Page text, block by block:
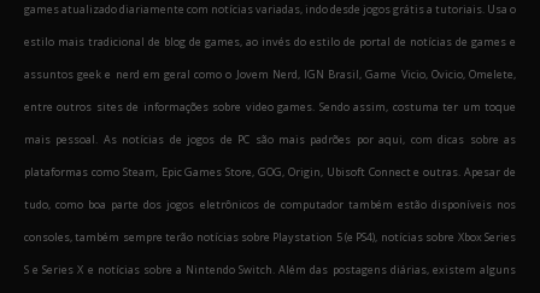
games atualizado diariamente com notícias variadas, indo desde jogos grátis a tutoriais. Usa o
estilo mais tradicional de blog de games, ao invés do estilo de portal de notícias de games e
assuntos geek e nerd em geral como o Jovem Nerd, IGN Brasil, Game Vicio, Ovicio, Omelete,
entre outros sites de informações sobre video games. Sendo assim, costuma ter um toque
mais pessoal. As notícias de jogos de PC são mais padrões por aqui, com dicas sobre as
plataformas como Steam, Epic Games Store, GOG, Origin, Ubisoft Connect e outras. Apesar de
tudo, como boa parte dos jogos eletrônicos de computador também estão disponíveis nos
consoles, também sempre terão notícias sobre Playstation 5 (e PS4), notícias sobre Xbox Series
S e Series X e notícias sobre a Nintendo Switch. Além das postagens diárias, existem alguns